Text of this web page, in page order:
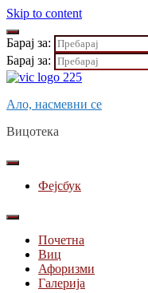
Skip to content
Барај за:
Барај за:
Ало, насмевни се
Вицотека
Фејсбук
Почетна
Виц
Афоризми
Галерија